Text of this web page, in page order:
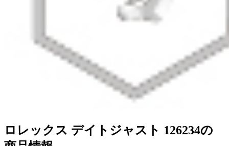
ロレックス デイトジャスト 126234の